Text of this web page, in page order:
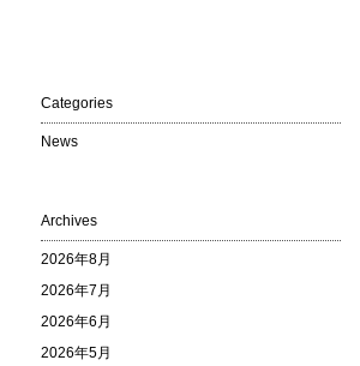
Categories
News
Archives
2026年8月
2026年7月
2026年6月
2026年5月